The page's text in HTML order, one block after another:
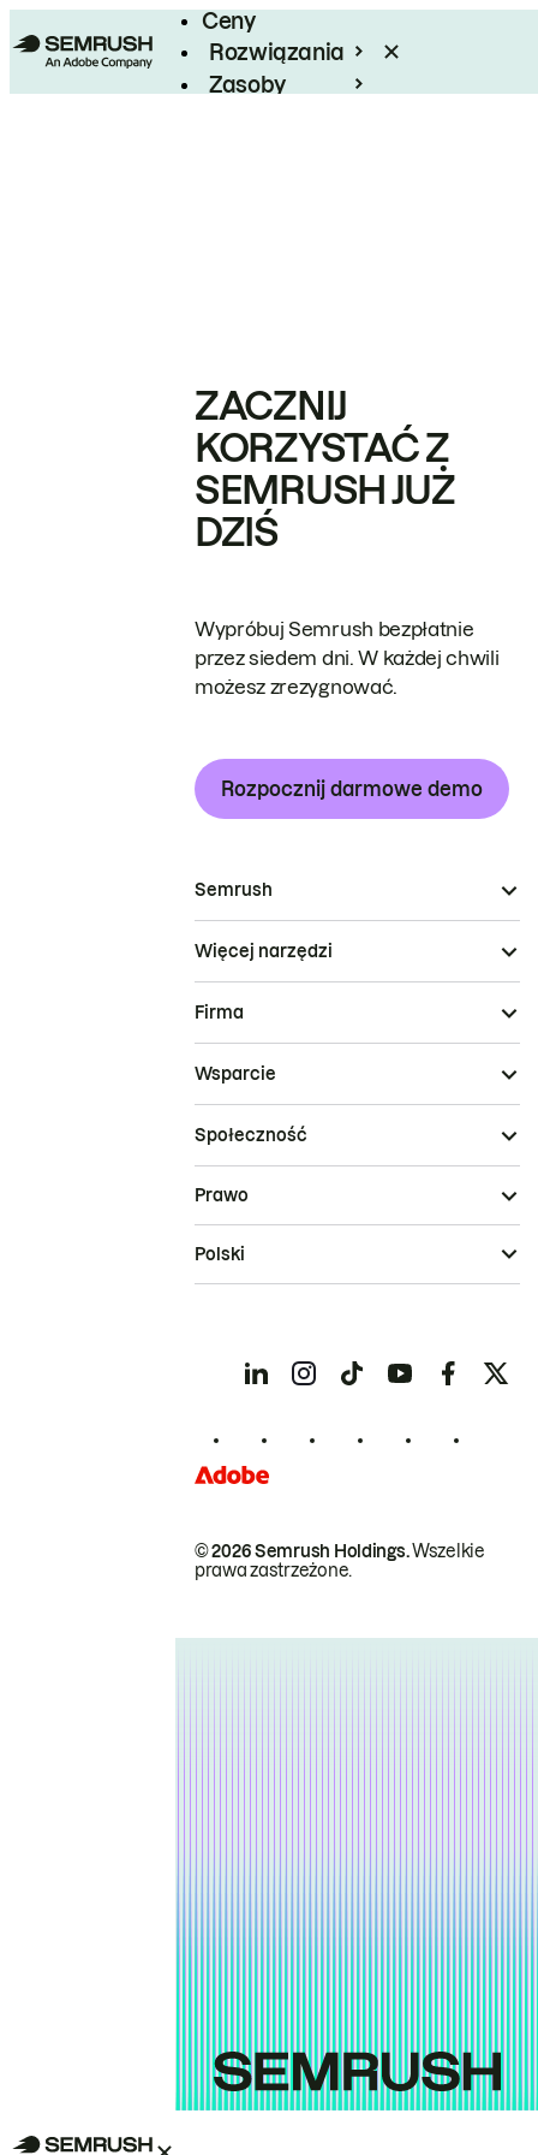
Ceny
Rozwiązania
Zasoby
ZACZNIJ
KORZYSTAĆ Z
SEMRUSH JUŻ
DZIŚ
Wypróbuj Semrush bezpłatnie
przez siedem dni. W każdej chwili
możesz zrezygnować.
Rozpocznij darmowe demo
Semrush
Więcej narzędzi
Firma
Wsparcie
Społeczność
© 2026 Semrush Holdings.Wszelkie
prawa zastrzeżone.
Prawo
Polski